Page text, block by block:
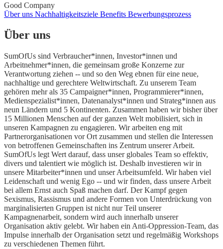
Good Company
Über uns Nachhaltigkeitsziele Benefits Bewerbungsprozess
Über uns
SumOfUs sind Verbraucher*innen, Investor*innen und
Arbeitnehmer*innen, die gemeinsam große Konzerne zur
Verantwortung ziehen -- und so den Weg ebnen für eine neue,
nachhaltige und gerechtere Weltwirtschaft. Zu unserem Team
gehören mehr als 35 Campaigner*innen, Programmierer*innen,
Medienspezialist*innen, Datenanalyst*innen und Strateg*innen aus
neun Ländern und 5 Kontinenten. Zusammen haben wir bisher über
15 Millionen Menschen auf der ganzen Welt mobilisiert, sich in
unseren Kampagnen zu engagieren. Wir arbeiten eng mit
Partnerorganisationen vor Ort zusammen und stellen die Interessen
von betroffenen Gemeinschaften ins Zentrum unserer Arbeit.
SumOfUs legt Wert darauf, dass unser globales Team so effektiv,
divers und talentiert wie möglich ist. Deshalb investieren wir in
unsere Mitarbeiter*innen und unser Arbeitsumfeld. Wir haben viel
Leidenschaft und wenig Ego -- und wir finden, dass unsere Arbeit
bei allem Ernst auch Spaß machen darf. Der Kampf gegen
Sexismus, Rassismus und andere Formen von Unterdrückung von
marginalisierten Gruppen ist nicht nur Teil unserer
Kampagnenarbeit, sondern wird auch innerhalb unserer
Organisation aktiv gelebt. Wir haben ein Anti-Oppression-Team, das
Impulse innerhalb der Organisation setzt und regelmäßig Workshops
zu verschiedenen Themen führt.